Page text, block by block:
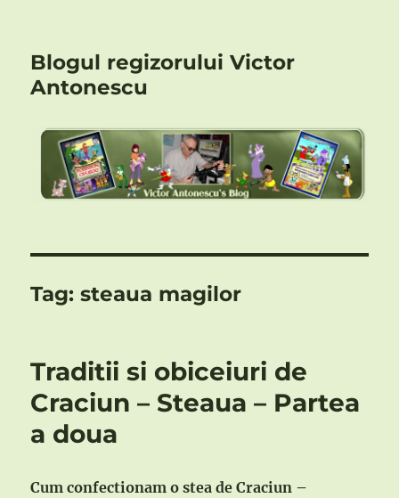
Blogul regizorului Victor
Antonescu
Tag:steaua magilor
Traditii si obiceiuri de
Craciun – Steaua – Partea
a doua
Cum confectionam o stea de Craciun –